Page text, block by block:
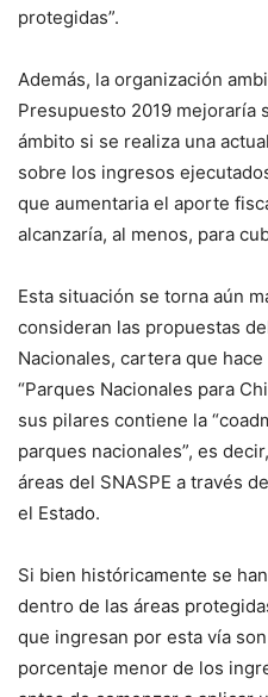
protegidas”.
Además, la organización
Presupuesto 2019 mejoraría
ámbito si se realiza una
sobre los ingresos
que aumentaria el aporte
alcanzaría, al menos, para
Esta situación se torna aún
consideran las propuestas
Nacionales, cartera que
“Parques Nacionales para
sus pilares contiene la
parques nacionales”, es
áreas del SNASPE a través
el Estado.
Si bien históricamente se
dentro de las áreas
que ingresan por esta vía
porcentaje menor de los